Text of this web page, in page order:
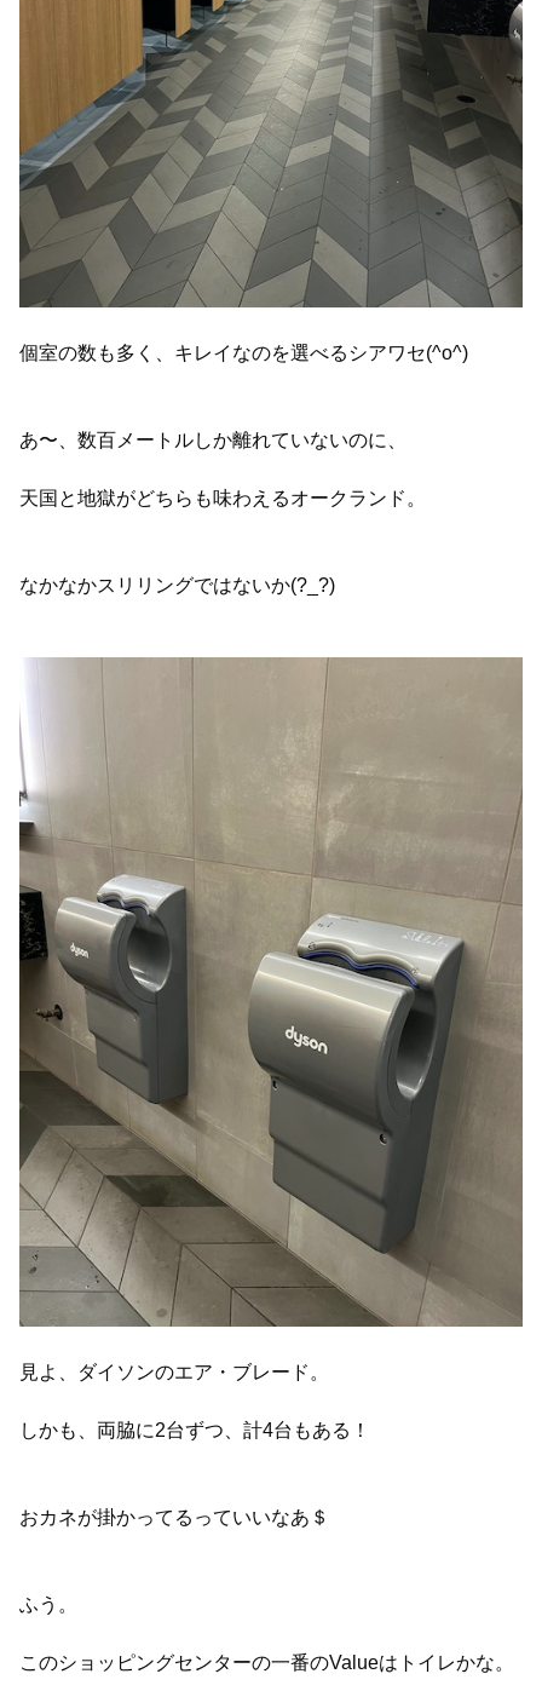
個室の数も多く、キレイなのを選べるシアワセ(^o^)
あ〜、数百メートルしか離れていないのに、
天国と地獄がどちらも味わえるオークランド。
なかなかスリリングではないか(?_?)
見よ、ダイソンのエア・ブレード。
しかも、両脇に2台ずつ、計4台もある！
おカネが掛かってるっていいなあ＄
ふう。
このショッピングセンターの一番のValueはトイレかな。